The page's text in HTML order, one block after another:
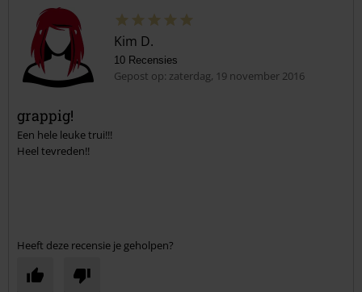
Commentaar versturen
Kim D.
10 Recensies
Gepost op: zaterdag, 19 november 2016
grappig!
Een hele leuke trui!!!
Heel tevreden!!
Heeft deze recensie je geholpen?